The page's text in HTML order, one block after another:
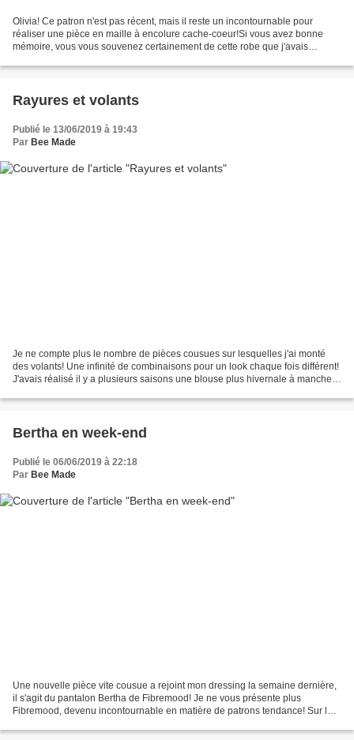
Olivia! Ce patron n'est pas récent, mais il reste un incontournable pour
réaliser une pièce en maille à encolure cache-coeur!Si vous avez bonne
mémoire, vous vous souvenez certainement de cette robe que j'avais
Rayures et volants
Publié le 13/06/2019 à 19:43
Par Bee Made
Je ne compte plus le nombre de pièces cousues sur lesquelles j'ai monté
des volants! Une infinité de combinaisons pour un look chaque fois différent!
J'avais réalisé il y a plusieurs saisons une blouse plus hivernale à manches
Bertha en week-end
Publié le 06/06/2019 à 22:18
Par Bee Made
Une nouvelle pièce vite cousue a rejoint mon dressing la semaine dernière,
il s'agit du pantalon Bertha de Fibremood! Je ne vous présente plus
Fibremood, devenu incontournable en matière de patrons tendance! Sur le